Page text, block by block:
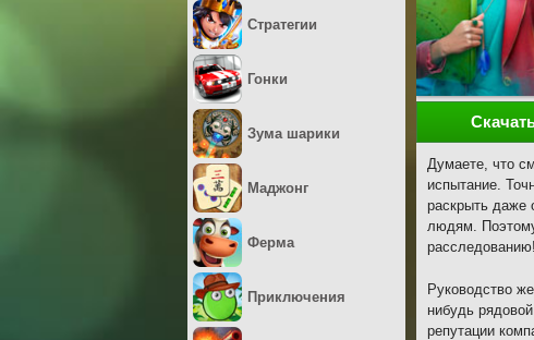
Думаете, что
испытание.
раскрыть даже
людям.
Руководство
нибудь
репутации
Стратегии
Гонки
Зума шарики
Маджонг
Ферма
Приключения